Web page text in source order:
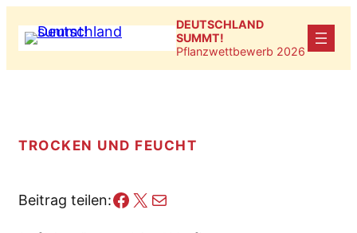
Inhalt
DEUTSCHLAND
SUMMT!
Pflanzwettbewerb 2026
TROCKEN UND FEUCHT
Beitrag teilen:Facebook
X E-Mail